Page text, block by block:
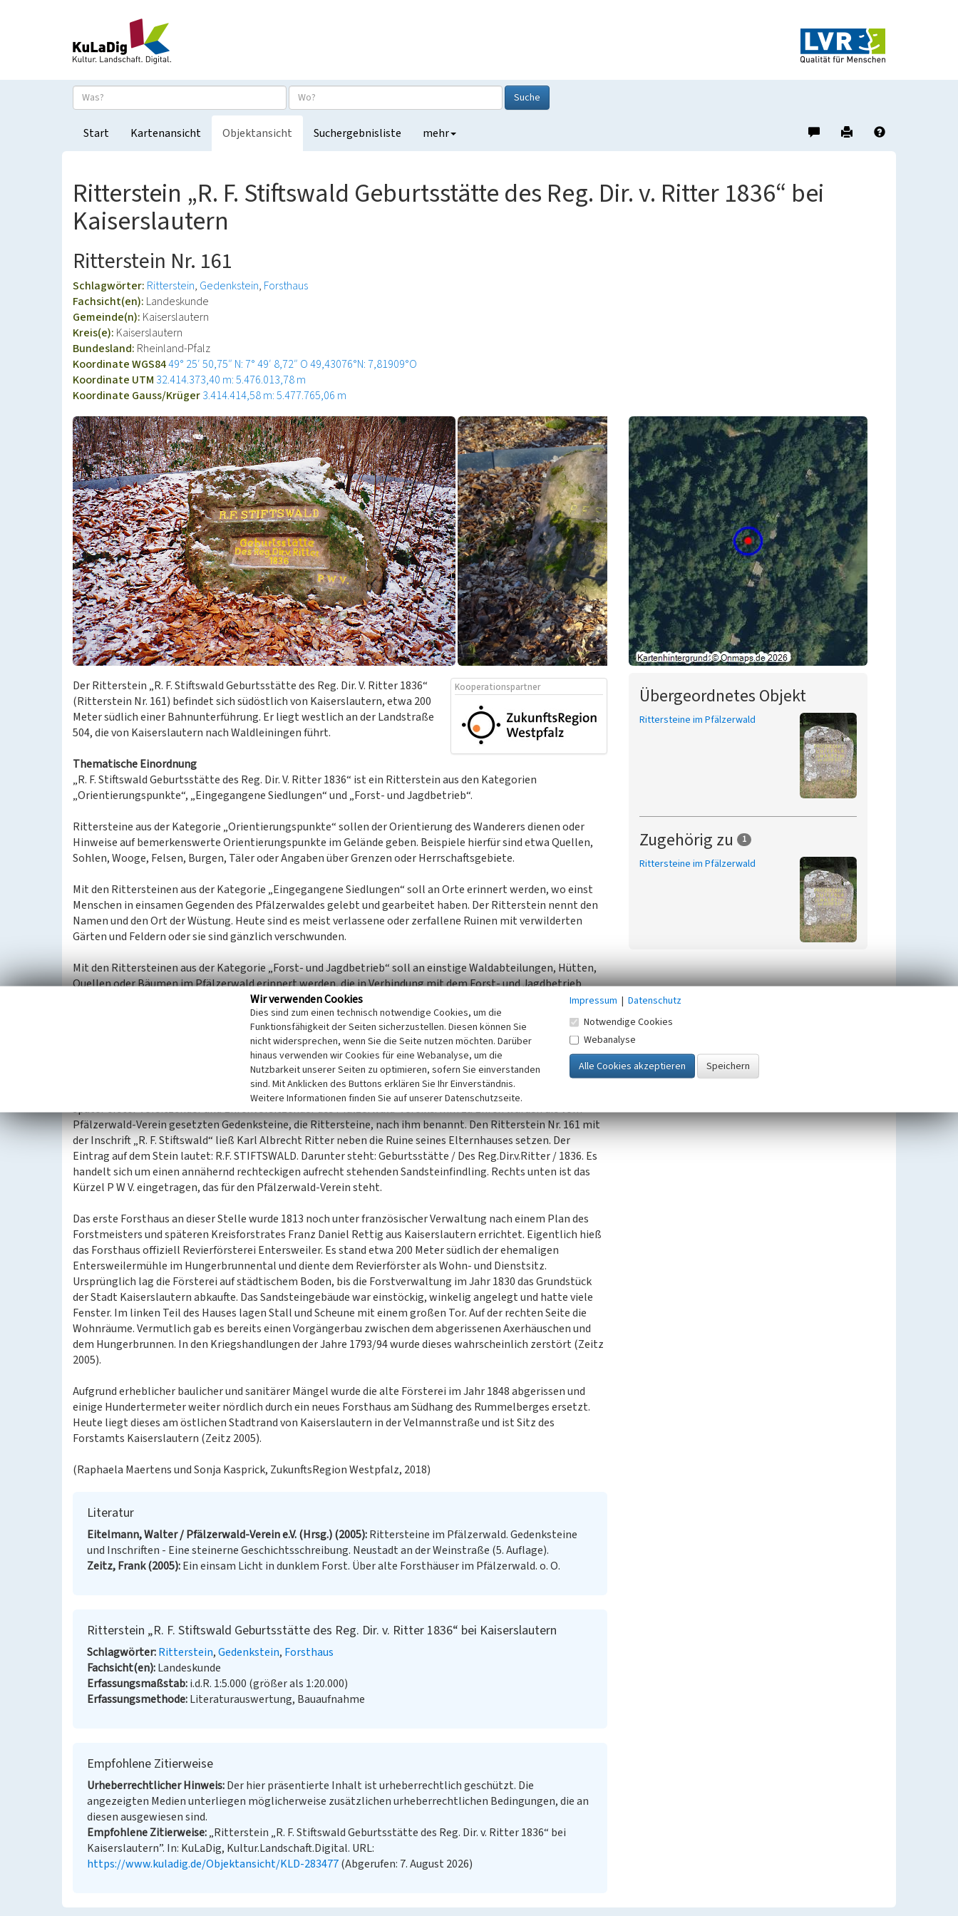
Suche
Start Kartenansicht Objektansicht Suchergebnisliste mehr
Hinweis
geben
DruckenHilfe
Ritterstein „R. F. Stiftswald Geburtsstätte des Reg. Dir. v. Ritter 1836“ bei
Kaiserslautern
Ritterstein Nr. 161
Schlagwörter: Ritterstein Gedenkstein Forsthaus
Fachsicht(en): Landeskunde
Gemeinde(n): Kaiserslautern
Kreis(e): Kaiserslautern
Bundesland: Rheinland-Pfalz
Koordinate WGS8449° 25′ 50,75″ N: 7° 49′ 8,72″ O49,43076°N: 7,81909°O
Koordinate UTM 32.414.373,40 m: 5.476.013,78 m
Koordinate Gauss/Krüger3.414.414,58 m: 5.477.765,06 m
Kooperationspartner
Der Ritterstein „R. F. Stiftswald Geburtsstätte des Reg. Dir. V. Ritter 1836“
(Ritterstein Nr. 161) befindet sich südöstlich von Kaiserslautern, etwa 200
Meter südlich einer Bahnunterführung. Er liegt westlich an der Landstraße
504, die von Kaiserslautern nach Waldleiningen führt.
Thematische Einordnung
„R. F. Stiftswald Geburtsstätte des Reg. Dir. V. Ritter 1836“ ist ein Ritterstein aus den Kategorien
„Orientierungspunkte“, „Eingegangene Siedlungen“ und „Forst- und Jagdbetrieb“.
Rittersteine aus der Kategorie „Orientierungspunkte“ sollen der Orientierung des Wanderers dienen oder
Hinweise auf bemerkenswerte Orientierungspunkte im Gelände geben. Beispiele hierfür sind etwa Quellen,
Sohlen, Wooge, Felsen, Burgen, Täler oder Angaben über Grenzen oder Herrschaftsgebiete.
Mit den Rittersteinen aus der Kategorie „Eingegangene Siedlungen“ soll an Orte erinnert werden, wo einst
Menschen in einsamen Gegenden des Pfälzerwaldes gelebt und gearbeitet haben. Der Ritterstein nennt den
Namen und den Ort der Wüstung. Heute sind es meist verlassene oder zerfallene Ruinen mit verwilderten
Gärten und Feldern oder sie sind gänzlich verschwunden.
Mit den Rittersteinen aus der Kategorie „Forst- und Jagdbetrieb“ soll an einstige Waldabteilungen, Hütten,
Quellen oder Bäumen im Pfälzerwald erinnert werden, die in Verbindung mit dem Forst- und Jagdbetrieb
standen. Die Jagdhäuser wurden von pfälzischen Fürsten und Herren für die Jagdfreude der Jäger errichtet.
Neben diesen sind teilweise auch noch Forsthäuser oder deren Ruinen im Wald zu finden (alle Angaben
Der Ritterstein erinnert an die Geburtsstätte von Karl Albrecht von Ritter (1836-1917). Er wurde am 10. März
1836 im sogenannten „Stiftswalder Forsthaus“ geboren. Er war Oberforstrat und Regierungsdirektor und
später erster Vorsitzender und Ehrenvorsitzender des Pfälzerwald-Vereins. Ihm zu Ehren wurden die vom
Pfälzerwald-Verein gesetzten Gedenksteine, die Rittersteine, nach ihm benannt. Den Ritterstein Nr. 161 mit
der Inschrift „R. F. Stiftswald“ ließ Karl Albrecht Ritter neben die Ruine seines Elternhauses setzen. Der
Eintrag auf dem Stein lautet: R.F. STIFTSWALD. Darunter steht: Geburtsstätte / Des Reg.Dir.v.Ritter / 1836. Es
handelt sich um einen annähernd rechteckigen aufrecht stehenden Sandsteinfindling. Rechts unten ist das
Kürzel P W V. eingetragen, das für den Pfälzerwald-Verein steht.
Das erste Forsthaus an dieser Stelle wurde 1813 noch unter französischer Verwaltung nach einem Plan des
Forstmeisters und späteren Kreisforstrates Franz Daniel Rettig aus Kaiserslautern errichtet. Eigentlich hieß
das Forsthaus offiziell Revierförsterei Entersweiler. Es stand etwa 200 Meter südlich der ehemaligen
Entersweilermühle im Hungerbrunnental und diente dem Revierförster als Wohn- und Dienstsitz.
Ursprünglich lag die Försterei auf städtischem Boden, bis die Forstverwaltung im Jahr 1830 das Grundstück
der Stadt Kaiserslautern abkaufte. Das Sandsteingebäude war einstöckig, winkelig angelegt und hatte viele
Fenster. Im linken Teil des Hauses lagen Stall und Scheune mit einem großen Tor. Auf der rechten Seite die
Wohnräume. Vermutlich gab es bereits einen Vorgängerbau zwischen dem abgerissenen Axerhäuschen und
dem Hungerbrunnen. In den Kriegshandlungen der Jahre 1793/94 wurde dieses wahrscheinlich zerstört (Zeitz
2005).
Aufgrund erheblicher baulicher und sanitärer Mängel wurde die alte Försterei im Jahr 1848 abgerissen und
einige Hundertermeter weiter nördlich durch ein neues Forsthaus am Südhang des Rummelberges ersetzt.
Heute liegt dieses am östlichen Stadtrand von Kaiserslautern in der Velmannstraße und ist Sitz des
Forstamts Kaiserslautern (Zeitz 2005).
(Raphaela Maertens und Sonja Kasprick, ZukunftsRegion Westpfalz, 2018)
Literatur
Eitelmann, Walter / Pfälzerwald-Verein e.V. (Hrsg.) (2005) Rittersteine im Pfälzerwald. Gedenksteine
und Inschriften - Eine steinerne Geschichtsschreibung. Neustadt an der Weinstraße (5. Auflage).
Zeitz, Frank (2005) Ein einsam Licht in dunklem Forst. Über alte Forsthäuser im Pfälzerwald. o. O.
Ritterstein „R. F. Stiftswald Geburtsstätte des Reg. Dir. v. Ritter 1836“ bei Kaiserslautern
Schlagwörter Ritterstein Gedenkstein Forsthaus
Fachsicht(en) Landeskunde
Erfassungsmaßstab i.d.R. 1:5.000 (größer als 1:20.000)
Erfassungsmethode Literaturauswertung, Bauaufnahme
Empfohlene Zitierweise
Urheberrechtlicher Hinweis Der hier präsentierte Inhalt ist urheberrechtlich geschützt. Die
angezeigten Medien unterliegen möglicherweise zusätzlichen urheberrechtlichen Bedingungen, die an
diesen ausgewiesen sind.
Empfohlene Zitierweise „Ritterstein „R. F. Stiftswald Geburtsstätte des Reg. Dir. v. Ritter 1836“ bei
Kaiserslautern”. In: KuLaDig, Kultur.Landschaft.Digital. URL:
https://www.kuladig.de/Objektansicht/KLD-283477(Abgerufen: 7. August 2026)
Übergeordnetes Objekt
Rittersteine im Pfälzerwald
Zugehörig zu 1
Rittersteine im Pfälzerwald
Wir verwenden Cookies
Dies sind zum einen technisch notwendige Cookies, um die
Funktionsfähigkeit der Seiten sicherzustellen. Diesen können Sie
nicht widersprechen, wenn Sie die Seite nutzen möchten. Darüber
hinaus verwenden wir Cookies für eine Webanalyse, um die
Nutzbarkeit unserer Seiten zu optimieren, sofern Sie einverstanden
sind. Mit Anklicken des Buttons erklären Sie Ihr Einverständnis.
Weitere Informationen finden Sie auf unserer Datenschutzseite.
Impressum | Datenschutz
Notwendige Cookies
Webanalyse